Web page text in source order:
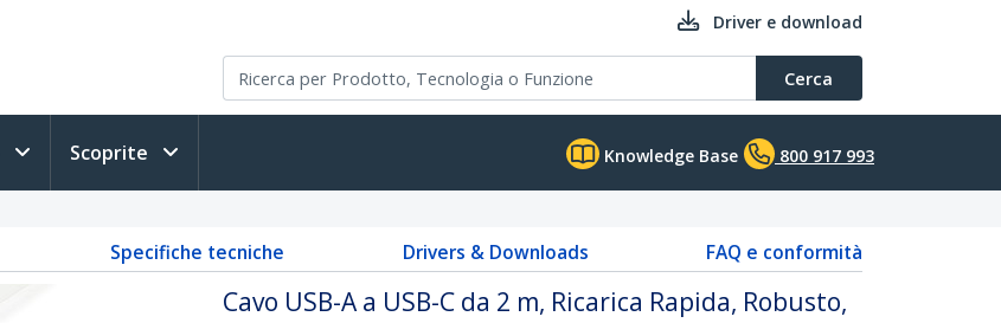
Driver e download
Cerca
Scoprite Knowledge Base 800 917 993
Specifiche tecniche Drivers & Downloads FAQ e conformità
Cavo USB-A a USB-C da 2 m, Ricarica Rapida, Robusto,